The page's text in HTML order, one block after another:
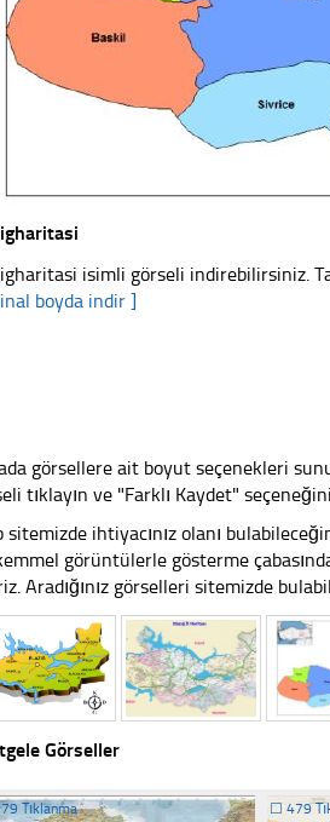
isimli görseli indirebilirsiniz.
boyda indir ]
görsellere ait boyut seçenekleri
tıklayın ve "Farklı Kaydet"
sitemizde ihtiyacınız olanı
görüntülerle gösterme
Aradığınız görselleri sitemizde
Görseller
Tıklanma ☐ 479